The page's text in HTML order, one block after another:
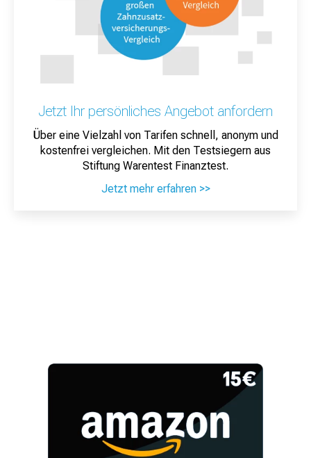
Jetzt Ihr persönliches Angebot anfordern
Über eine Vielzahl von Tarifen schnell, anonym und
kostenfrei vergleichen. Mit den Testsiegern aus
Stiftung Warentest Finanztest.
Jetzt mehr erfahren >>